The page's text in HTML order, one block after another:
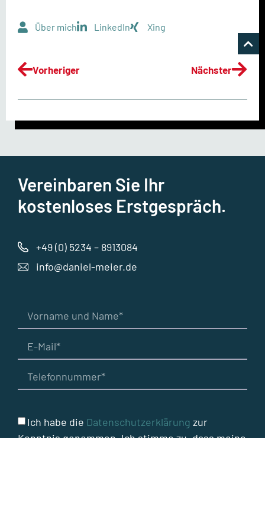
Über mich LinkedIn Xing
Vorheriger Nächster
Vereinbaren Sie Ihr
kostenloses Erstgespräch.
+49 (0) 5234 – 8913084
info@daniel-meier.de
Ich habe die Datenschutzerklärung zur
Kenntnis genommen. Ich stimme zu, dass meine